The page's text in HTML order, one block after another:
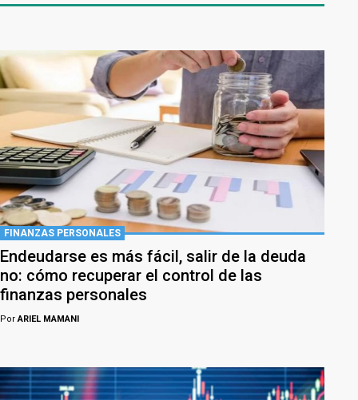
FINANZAS PERSONALES
Endeudarse es más fácil, salir de la deuda
no: cómo recuperar el control de las
finanzas personales
PorARIEL MAMANI